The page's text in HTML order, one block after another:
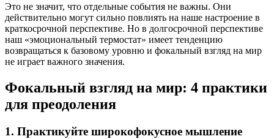
Это не значит, что отдельные события не важны. Они
действительно могут сильно повлиять на наше настроение в
краткосрочной перспективе. Но в долгосрочной перспективе
наш «эмоциональный термостат» имеет тенденцию
возвращаться к базовому уровню и фокальный взгляд на мир
не играет важного значения.
Фокальный взгляд на мир: 4 практики
для преодоления
1. Практикуйте широкофокусное мышление